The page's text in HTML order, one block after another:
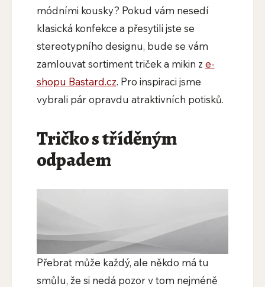
módními kousky? Pokud vám nesedí
klasická konfekce a přesytili jste se
stereotypního designu, bude se vám
zamlouvat sortiment triček a mikin z e-
shopu Bastard.cz. Pro inspiraci jsme
vybrali pár opravdu atraktivních potisků.
Tričko s tříděným
odpadem
Přebrat může každý, ale někdo má tu
smůlu, že si nedá pozor v tom nejméně